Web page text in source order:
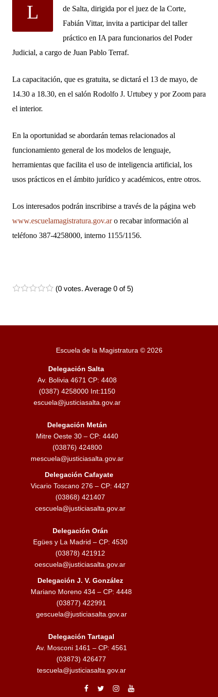
L
de Salta, dirigida por el juez de la Corte,
Fabián Vittar, invita a participar del taller
práctico en IA para funcionarios del Poder
Judicial, a cargo de Juan Pablo Terraf.
La capacitación, que es gratuita, se dictará el 13 de mayo, de
14.30 a 18.30, en el salón Rodolfo J. Urtubey y por Zoom para
el interior.
En la oportunidad se abordarán temas relacionados al
funcionamiento general de los modelos de lenguaje,
herramientas que facilita el uso de inteligencia artificial, los
usos prácticos en el ámbito jurídico y académicos, entre otros.
Los interesados podrán inscribirse a través de la página web
www.escuelamagistratura.gov.aro recabar información al
teléfono 387-4258000, interno 1155/1156.
(0 votes. Average 0 of 5)
Escuela de la Magistratura © 2026
Delegación Salta
Av. Bolivia 4671 CP: 4408
(0387) 4258000 Int:1150
escuela@justiciasalta.gov.ar
Delegación Metán
Mitre Oeste 30 – CP: 4440
(03876) 424800
mescuela@justiciasalta.gov.ar
Delegación Cafayate
Vicario Toscano 276 – CP: 4427
(03868) 421407
cescuela@justiciasalta.gov.ar
Delegación Orán
Egües y La Madrid – CP: 4530
(03878) 421912
oescuela@justiciasalta.gov.ar
Delegación J. V. González
Mariano Moreno 434 – CP: 4448
(03877) 422991
gescuela@justiciasalta.gov.ar
Delegación Tartagal
Av. Mosconi 1461 – CP: 4561
(03873) 426477
tescuela@justiciasalta.gov.ar